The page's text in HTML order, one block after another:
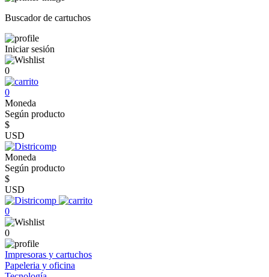
Buscador de cartuchos
Iniciar sesión
0
0
Moneda
Según producto
$
USD
Moneda
Según producto
$
USD
0
0
Impresoras y cartuchos
Papeleria y oficina